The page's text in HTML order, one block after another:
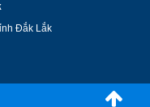
Đắk Lắk